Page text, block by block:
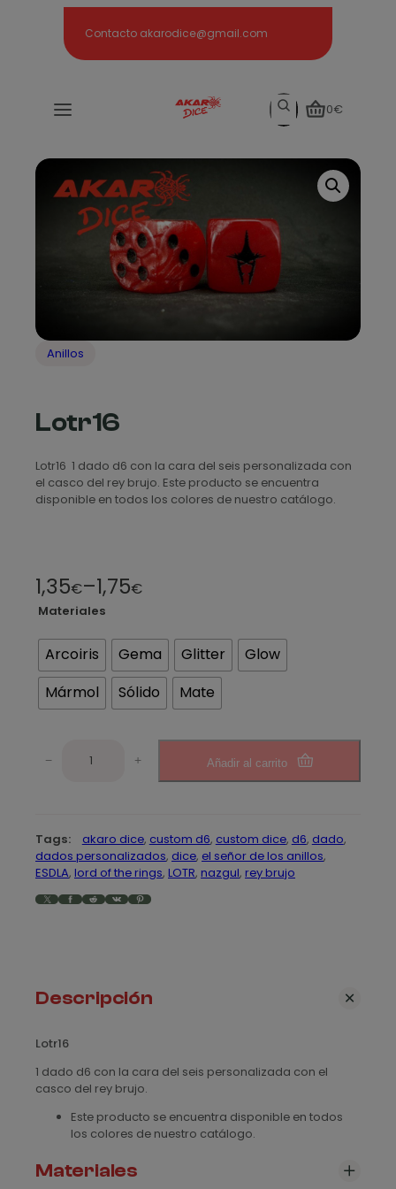
Contacto akarodice@gmail.com
Search
0€
Anillos
Lotr16
Lotr16 1 dado d6 con la cara del seis personalizada con
el casco del rey brujo. Este producto se encuentra
disponible en todos los colores de nuestro catálogo.
1,35€–1,75€
R
a
n
g
o
e
e
c
:
d
e
s
e
Materiales
Arcoiris Gema Glitter
Glow
Mármol
Sólido Mate
6
c
a
n
d
− + Añadir al carrito
Tags: akaro dice, custom d6, custom dice, d6, dado
dados personalizados, dice, el señor de los anillos
ESDLA, lord of the rings, LOTR, nazgul, rey brujo
X Facebook Reddit VK Pinterest
Descripción
Lotr16
1 dado d6 con la cara del seis personalizada con el
casco del rey brujo.
Este producto se encuentra disponible en todos
los colores de nuestro catálogo.
Materiales